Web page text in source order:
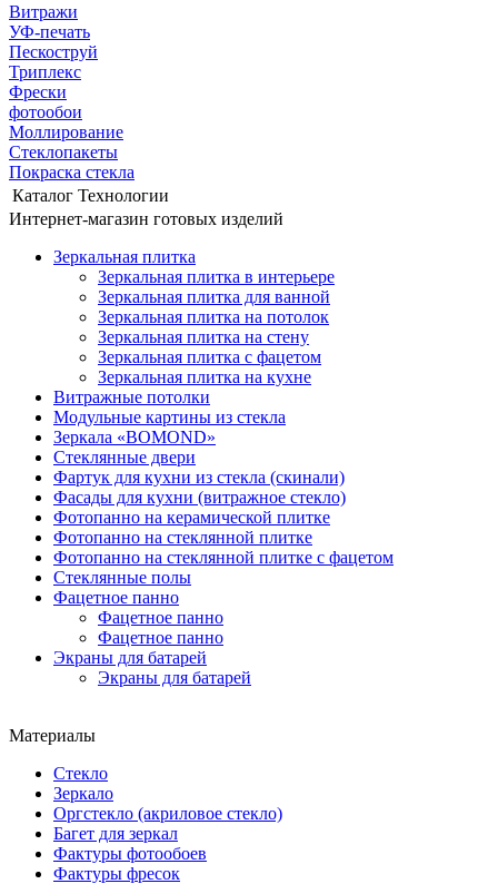
Витражи
УФ-печать
Пескоструй
Триплекс
Фрески
фотообои
Моллирование
Стеклопакеты
Покраска стекла
Каталог Технологии
Интернет-магазин готовых изделий
Зеркальная плитка
Зеркальная плитка в интерьере
Зеркальная плитка для ванной
Зеркальная плитка на потолок
Зеркальная плитка на стену
Зеркальная плитка с фацетом
Зеркальная плитка на кухне
Витражные потолки
Модульные картины из стекла
Зеркала «BOMOND»
Стеклянные двери
Фартук для кухни из стекла (скинали)
Фасады для кухни (витражное стекло)
Фотопанно на керамической плитке
Фотопанно на стеклянной плитке
Фотопанно на стеклянной плитке с фацетом
Стеклянные полы
Фацетное панно
Фацетное панно
Фацетное панно
Экраны для батарей
Экраны для батарей
Материалы
Стекло
Зеркало
Оргстекло (акриловое стекло)
Багет для зеркал
Фактуры фотообоев
Фактуры фресок